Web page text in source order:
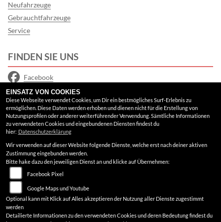
Neufahrzeuge
Gebrauchtfahrzeuge
Service
FINDEN SIE UNS
Facebook
Instagram
Google Maps
RECHTLICHES
AGB
Impressum
Datenschutz
Disclaimer
EINSATZ VON COOKIES
Diese Webseite verwendet Cookies, um Dir ein bestmögliches Surf-Erlebnis zu
ermöglichen. Diese Daten werden erhoben und dienen nicht für die Erstellung von
Nutzungsprofilen oder anderer weiterführender Verwendung. Sämtliche Informationen
zu verwendeten Cookies und eingebundenen Diensten findest du
hier: Datenschutzerklärung
Wir verwenden auf dieser Website folgende Dienste, welche erst nach deiner aktiven
Zustimmung eingebunden werden.
Bitte hake dazu den jeweiligen Dienst an und klicke auf Übernehmen:
Facebook Pixel
Google Maps und Youtube
Optional kann mit Klick auf Alles akzeptieren der Nutzung aller Dienste zugestimmt
werden
Detailierte Informationen zu den verwendeten Cookies und deren Bedeutung findest du